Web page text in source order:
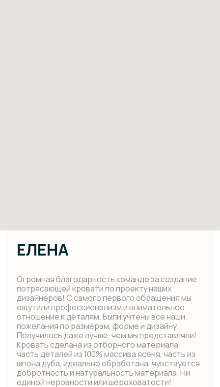
готова точно в оговоренные сроки.
Новая кровать придала спальне уют
Отдельное спасибо мастерам за кропотливую
работу и менеджеру за чуткое сопровождение
на всех этапах!
Мы уже заказали несколько предметов мебели
в другие комнаты дома, каждое изделие также
по индивидуальному проекту, со своими
особенностями. И в планах есть еще. Удачи
и успехов коллективу! Так держать!
ЮЛИЯ